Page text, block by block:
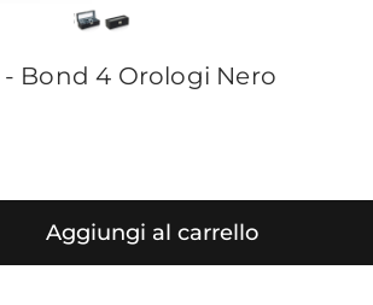
- Bond 4 Orologi Nero
Aggiungi al carrello